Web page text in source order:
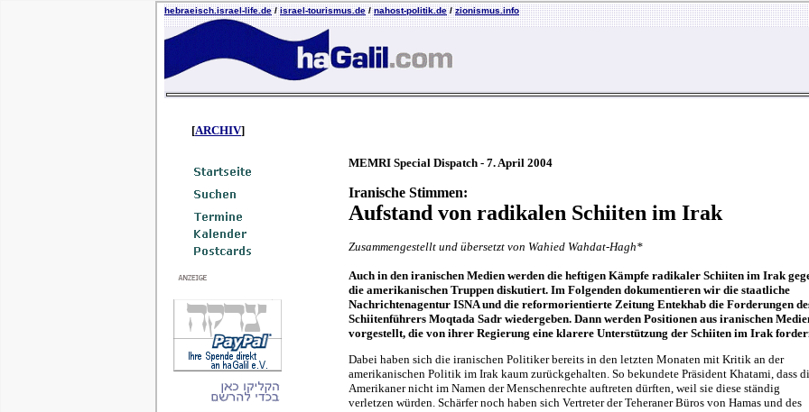
hebraeisch.israel-life.de/israel-tourismus.de/nahost-politik.de/zionismus.info
[ARCHIV]
MEMRI Special Dispatch - 7. April 2004
Iranische Stimmen:
Aufstand von radikalen Schiiten im Irak
Zusammengestellt und übersetzt von Wahied Wahdat-Hagh*
Auch in den iranischen Medien werden die heftigen Kämpfe radikaler Schiiten im Irak
die amerikanischen Truppen diskutiert. Im Folgenden dokumentieren wir die staatliche
Nachrichtenagentur ISNA und die reformorientierte Zeitung Entekhab die Forderungen
Schiitenführers Moqtada Sadr wiedergeben. Dann werden Positionen aus iranischen
vorgestellt, die von ihrer Regierung eine klarere Unterstützung der Schiiten im Irak
Dabei haben sich die iranischen Politiker bereits in den letzten Monaten mit Kritik an der
amerikanischen Politik im Irak kaum zurückgehalten. So bekundete Präsident Khatami, dass
Amerikaner nicht im Namen der Menschenrechte auftreten dürften, weil sie diese ständig
verletzen würden. Schärfer noch haben sich Vertreter der Teheraner Büros von Hamas und des